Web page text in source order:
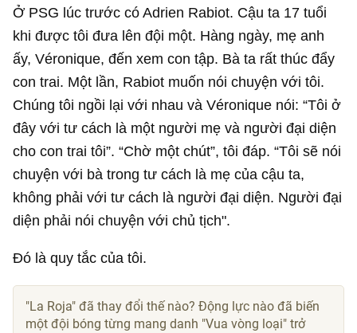
Ở PSG lúc trước có Adrien Rabiot. Cậu ta 17 tuổi
khi được tôi đưa lên đội một. Hàng ngày, mẹ anh
ấy, Véronique, đến xem con tập. Bà ta rất thúc đẩy
con trai. Một lần, Rabiot muốn nói chuyện với tôi.
Chúng tôi ngồi lại với nhau và Véronique nói: “Tôi ở
đây với tư cách là một người mẹ và người đại diện
cho con trai tôi”. “Chờ một chút”, tôi đáp. “Tôi sẽ nói
chuyện với bà trong tư cách là mẹ của cậu ta,
không phải với tư cách là người đại diện. Người đại
diện phải nói chuyện với chủ tịch".
Đó là quy tắc của tôi.
"La Roja" đã thay đổi thế nào? Động lực nào đã biến
một đội bóng từng mang danh "Vua vòng loại" trở